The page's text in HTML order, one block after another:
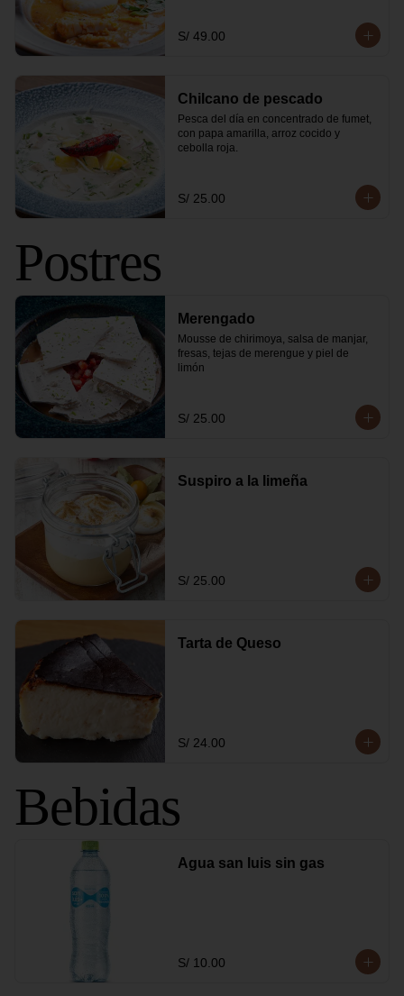
S/ 49.00
Chilcano de pescado
Pesca del día en concentrado de fumet,
con papa amarilla, arroz cocido y
cebolla roja.
S/ 25.00
Postres
Merengado
Mousse de chirimoya, salsa de manjar,
fresas, tejas de merengue y piel de
limón
S/ 25.00
Suspiro a la limeña
S/ 25.00
Tarta de Queso
S/ 24.00
Bebidas
Agua san luis sin gas
S/ 10.00